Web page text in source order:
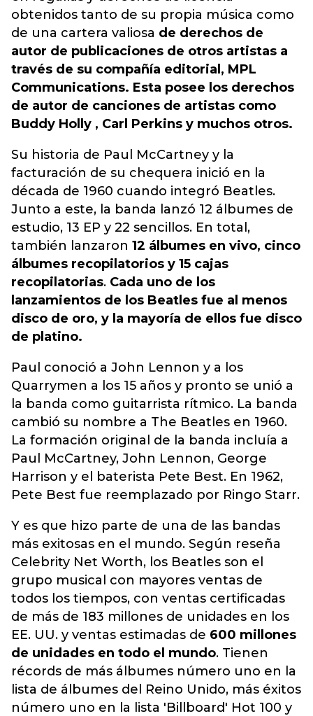
obtenidos tanto de su propia música como
de una cartera valiosa de derechos de
autor de publicaciones de otros artistas a
través de su compañía editorial, MPL
Communications. Esta posee los derechos
de autor de canciones de artistas como
Buddy Holly , Carl Perkins y muchos otros.
Su historia de Paul McCartney y la
facturación de su chequera inició en la
década de 1960 cuando integró Beatles.
Junto a este, la banda lanzó 12 álbumes de
estudio, 13 EP y 22 sencillos. En total,
también lanzaron 12 álbumes en vivo, cinco
álbumes recopilatorios y 15 cajas
recopilatorias. Cada uno de los
lanzamientos de los Beatles fue al menos
disco de oro, y la mayoría de ellos fue disco
de platino.
Paul conoció a John Lennon y a los
Quarrymen a los 15 años y pronto se unió a
la banda como guitarrista rítmico. La banda
cambió su nombre a The Beatles en 1960.
La formación original de la banda incluía a
Paul McCartney, John Lennon, George
Harrison y el baterista Pete Best. En 1962,
Pete Best fue reemplazado por Ringo Starr.
Y es que hizo parte de una de las bandas
más exitosas en el mundo. Según reseña
Celebrity Net Worth, los Beatles son el
grupo musical con mayores ventas de
todos los tiempos, con ventas certificadas
de más de 183 millones de unidades en los
EE. UU. y ventas estimadas de 600 millones
de unidades en todo el mundo. Tienen
récords de más álbumes número uno en la
lista de álbumes del Reino Unido, más éxitos
número uno en la lista 'Billboard' Hot 100 y